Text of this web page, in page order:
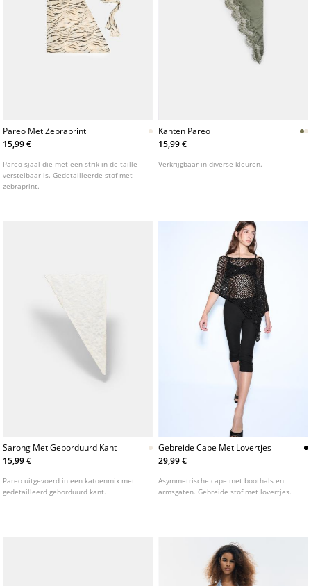
Pareo Met Zebraprint
15,99 €
Pareo sjaal die met een strik in de taille
verstelbaar is. Gedetailleerde stof met
zebraprint.
Kanten Pareo
15,99 €
Verkrijgbaar in diverse kleuren.
Sarong Met Geborduurd Kant
15,99 €
Pareo uitgevoerd in een katoenmix met
gedetailleerd geborduurd kant.
Gebreide Cape Met Lovertjes
29,99 €
Asymmetrische cape met boothals en
armsgaten. Gebreide stof met lovertjes.